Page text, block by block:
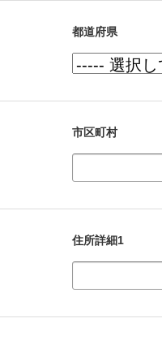
都道府県
市区町村
住所詳細1